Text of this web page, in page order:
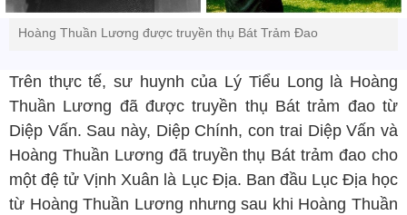
Hoàng Thuần Lương được truyền thụ Bát Trảm Đao
Trên thực tế, sư huynh của Lý Tiểu Long là Hoàng
Thuần Lương đã được truyền thụ Bát trảm đao từ
Diệp Vấn. Sau này, Diệp Chính, con trai Diệp Vấn và
Hoàng Thuần Lương đã truyền thụ Bát trảm đao cho
một đệ tử Vịnh Xuân là Lục Địa. Ban đầu Lục Địa học
từ Hoàng Thuần Lương nhưng sau khi Hoàng Thuần